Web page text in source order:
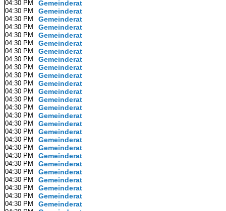
04:30 PM Gemeinderat
04:30 PM Gemeinderat
04:30 PM Gemeinderat
04:30 PM Gemeinderat
04:30 PM Gemeinderat
04:30 PM Gemeinderat
04:30 PM Gemeinderat
04:30 PM Gemeinderat
04:30 PM Gemeinderat
04:30 PM Gemeinderat
04:30 PM Gemeinderat
04:30 PM Gemeinderat
04:30 PM Gemeinderat
04:30 PM Gemeinderat
04:30 PM Gemeinderat
04:30 PM Gemeinderat
04:30 PM Gemeinderat
04:30 PM Gemeinderat
04:30 PM Gemeinderat
04:30 PM Gemeinderat
04:30 PM Gemeinderat
04:30 PM Gemeinderat
04:30 PM Gemeinderat
04:30 PM Gemeinderat
04:30 PM Gemeinderat
04:30 PM Gemeinderat